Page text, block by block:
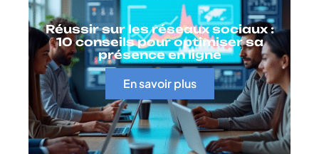
Réussir sur les réseaux sociaux :
10 conseils pour optimiser sa
présence en ligne
En savoir plus